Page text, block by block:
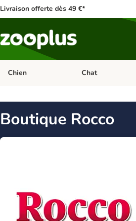
Livraison offerte dès 49 €*
Chien Dérouler les
Chat
Boutique Rocco